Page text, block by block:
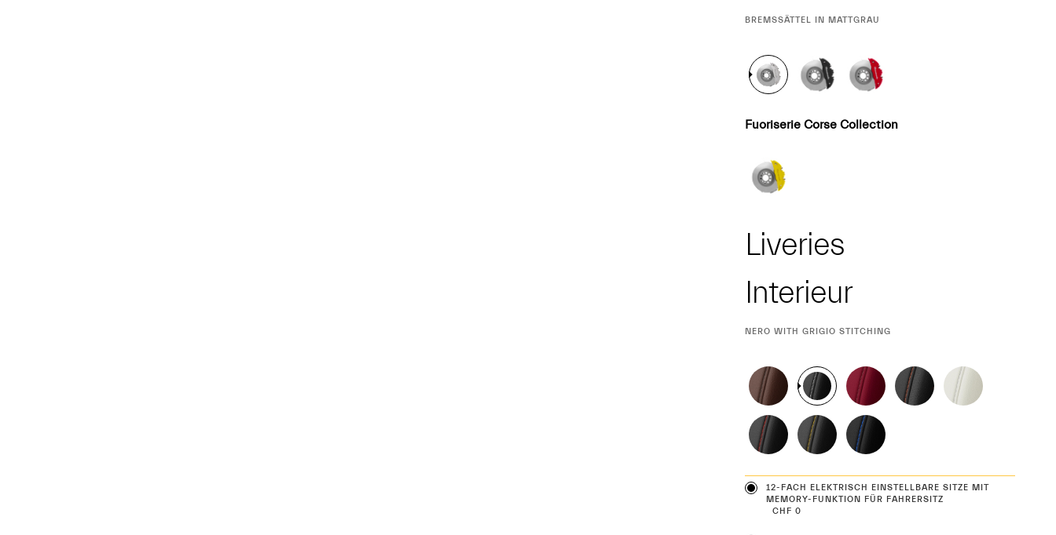
CURRENT
BREMSSÄTTEL IN MATTGRAU
Fuoriserie Corse Collection
Liveries
Interieur
Interieur
CURRENT
NERO WITH GRIGIO STITCHING
12-FACH ELEKTRISCH EINSTELLBARE SITZE MIT
MEMORY-FUNKTION FÜR FAHRERSITZ
CHF 0